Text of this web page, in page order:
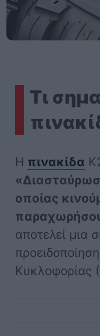
Τι
Η πινακίδα
οποίας
αποτελεί μια
Κυκλοφορίας